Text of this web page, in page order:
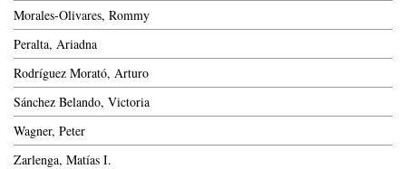
Morales-Olivares, Rommy
Peralta, Ariadna
Rodríguez Morató, Arturo
Sánchez Belando, Victoria
Wagner, Peter
Zarlenga, Matías I.